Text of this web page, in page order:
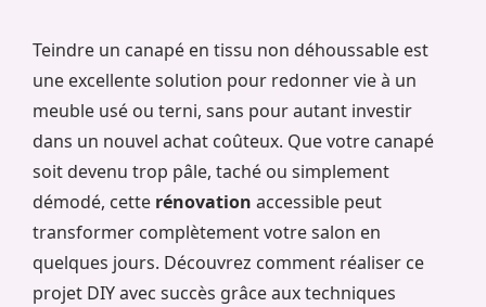
Teindre un canapé en tissu non déhoussable est
une excellente solution pour redonner vie à un
meuble usé ou terni, sans pour autant investir
dans un nouvel achat coûteux. Que votre canapé
soit devenu trop pâle, taché ou simplement
démodé, cette rénovation accessible peut
transformer complètement votre salon en
quelques jours. Découvrez comment réaliser ce
projet DIY avec succès grâce aux techniques